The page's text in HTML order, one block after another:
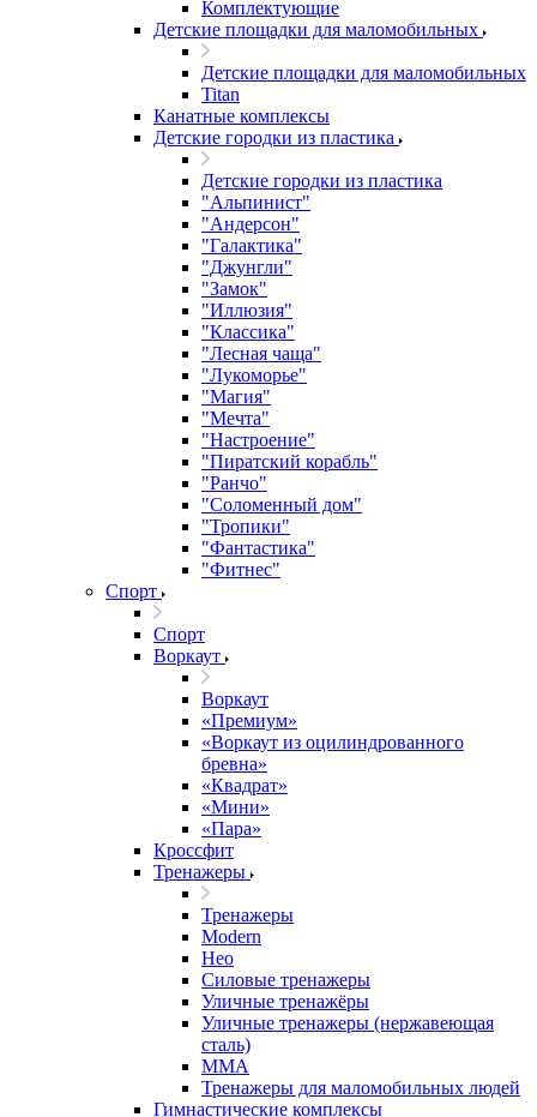
Комплектующие
Детские площадки для маломобильных
Детские площадки для маломобильных
Titan
Канатные комплексы
Детские городки из пластика
Детские городки из пластика
"Альпинист"
"Андерсон"
"Галактика"
"Джунгли"
"Замок"
"Иллюзия"
"Классика"
"Лесная чаща"
"Лукоморье"
"Магия"
"Мечта"
"Настроение"
"Пиратский корабль"
"Ранчо"
"Соломенный дом"
"Тропики"
"Фантастика"
"Фитнес"
Спорт
Спорт
Воркаут
Воркаут
«Премиум»
«Воркаут из оцилиндрованного
бревна»
«Квадрат»
«Мини»
«Пара»
Кроссфит
Тренажеры
Тренажеры
Modern
Нео
Силовые тренажеры
Уличные тренажёры
Уличные тренажеры (нержавеющая
сталь)
ММА
Тренажеры для маломобильных людей
Гимнастические комплексы